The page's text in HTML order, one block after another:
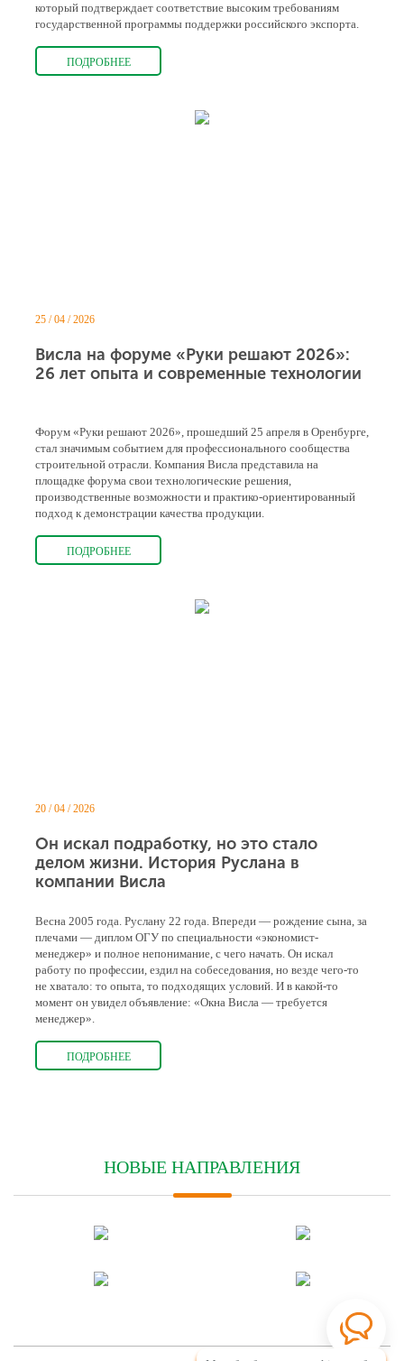
который подтверждает соответствие высоким требованиям
государственной программы поддержки российского экспорта.
ПОДРОБНЕЕ
25 / 04 / 2026
Висла на форуме «Руки решают 2026»:
26 лет опыта и современные технологии
Форум «Руки решают 2026», прошедший 25 апреля в Оренбурге,
стал значимым событием для профессионального сообщества
строительной отрасли. Компания Висла представила на
площадке форума свои технологические решения,
производственные возможности и практико-ориентированный
подход к демонстрации качества продукции.
ПОДРОБНЕЕ
20 / 04 / 2026
Он искал подработку, но это стало
делом жизни. История Руслана в
компании Висла
Весна 2005 года. Руслану 22 года. Впереди — рождение сына, за
плечами — диплом ОГУ по специальности «экономист-
менеджер» и полное непонимание, с чего начать. Он искал
работу по профессии, ездил на собеседования, но везде чего-то
не хватало: то опыта, то подходящих условий. И в какой-то
момент он увидел объявление: «Окна Висла — требуется
менеджер».
ПОДРОБНЕЕ
НОВЫЕ НАПРАВЛЕНИЯ